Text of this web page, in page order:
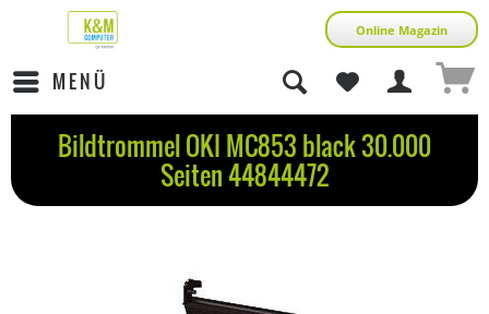
Online Magazin
MENÜ
Bildtrommel OKI MC853 black 30.000
Seiten 44844472